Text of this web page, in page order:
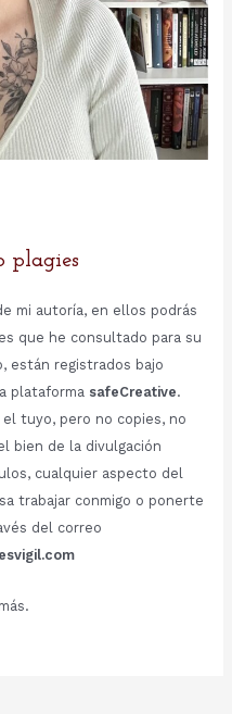
plagies
mi autoría, en ellos podrás
que he consultado para su
están registrados bajo
plataforma safeCreative.
tuyo, pero no copies, no
bien de la divulgación
cualquier aspecto del
trabajar conmigo o ponerte
del correo